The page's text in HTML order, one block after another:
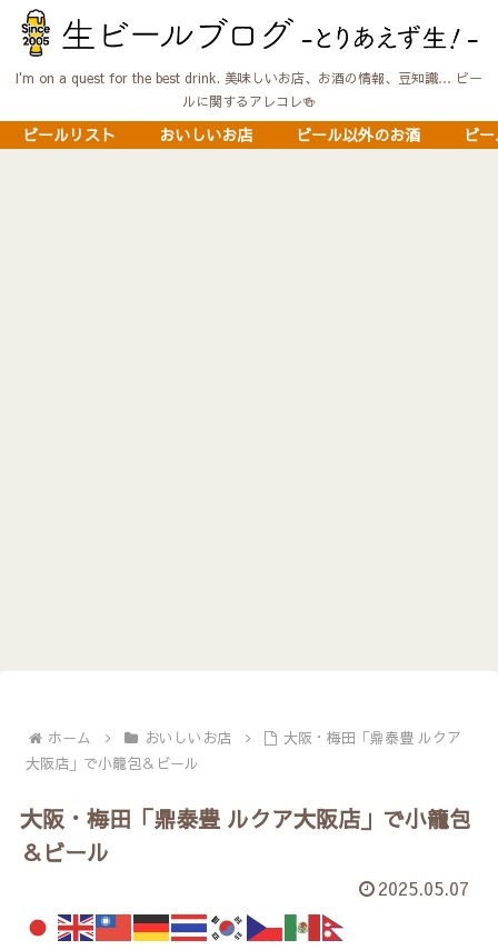
I'm on a quest for the best drink. 美味しいお店、お酒の情報、豆知識… ビー
ルに関するアレコレ🍻
ビールリスト おいしいお店 ビール以外のお酒 ビ
ホーム おいしいお店
大阪・梅田「鼎泰豊 ルクア
大阪店」で小籠包＆ビール
大阪・梅田「鼎泰豊 ルクア大阪店」で小籠包
＆ビール
2025.05.07